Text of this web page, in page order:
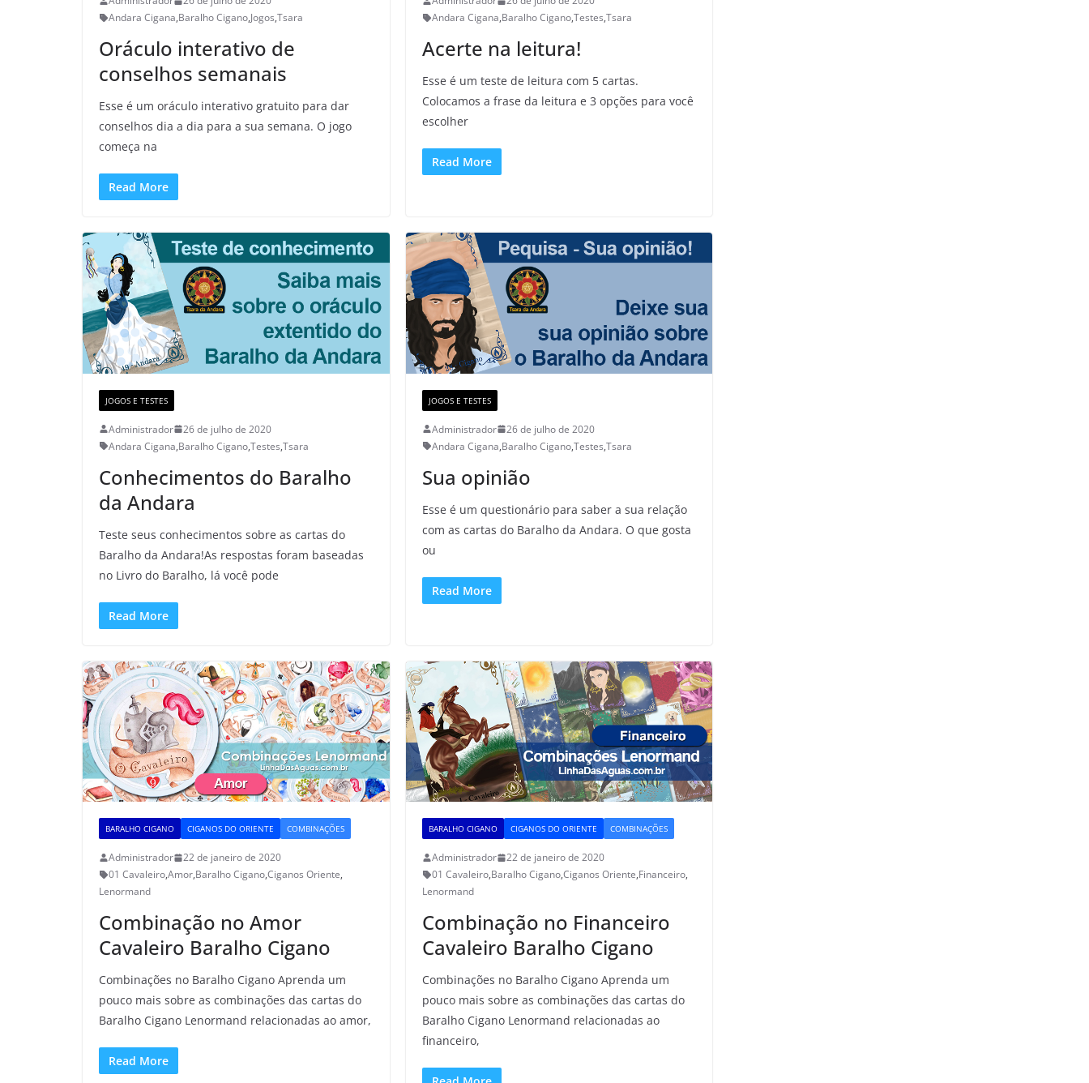
Andara Cigana,Baralho Cigano,Jogos,Tsara
Oráculo interativo de
conselhos semanais
Esse é um oráculo interativo gratuito para dar
conselhos dia a dia para a sua semana. O jogo
começa na
Read More
Andara Cigana,Baralho Cigano,Testes,Tsara
Acerte na leitura!
Esse é um teste de leitura com 5 cartas.
Colocamos a frase da leitura e 3 opções para você
escolher
Read More
JOGOS E TESTES
Administrador
26 de julho de 2020
Andara Cigana,Baralho Cigano,Testes,Tsara
Conhecimentos do Baralho
da Andara
Teste seus conhecimentos sobre as cartas do
Baralho da Andara!As respostas foram baseadas
no Livro do Baralho, lá você pode
Read More
JOGOS E TESTES
Administrador
26 de julho de 2020
Andara Cigana,Baralho Cigano,Testes,Tsara
Sua opinião
Esse é um questionário para saber a sua relação
com as cartas do Baralho da Andara. O que gosta
ou
Read More
BARALHO CIGANO CIGANOS DO ORIENTE COMBINAÇÕES
Administrador
22 de janeiro de 2020
01 Cavaleiro,Amor,Baralho Cigano,Ciganos Oriente,
Lenormand
Combinação no Amor
Cavaleiro Baralho Cigano
Combinações no Baralho Cigano Aprenda um
pouco mais sobre as combinações das cartas do
Baralho Cigano Lenormand relacionadas ao amor,
Read More
BARALHO CIGANO CIGANOS DO ORIENTE COMBINAÇÕES
Administrador
22 de janeiro de 2020
01 Cavaleiro,Baralho Cigano,Ciganos Oriente,Financeiro,
Lenormand
Combinação no Financeiro
Cavaleiro Baralho Cigano
Combinações no Baralho Cigano Aprenda um
pouco mais sobre as combinações das cartas do
Baralho Cigano Lenormand relacionadas ao
financeiro,